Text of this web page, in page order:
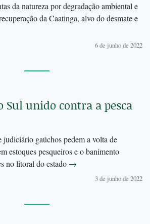
da natureza por degradação ambiental e
da Caatinga, alvo do desmate e
6 de junho de 2022
Sul unido contra a pesca
judiciário gaúchos pedem a volta de
estoques pesqueiros e o banimento
no litoral do estado →
3 de junho de 2022